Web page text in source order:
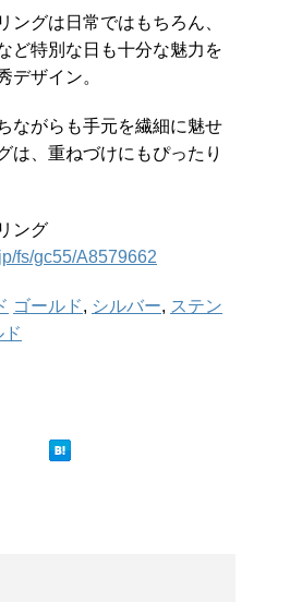
ングは日常ではもちろん、
ど特別な日も十分な魅力を
デザイン。
ながらも手元を繊細に魅せ
は、重ねづけにもぴったり
ング
fs/gc55/A8579662
ゴールド, シルバー, ステン